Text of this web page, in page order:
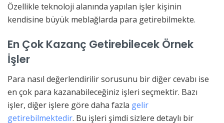
Özellikle teknoloji alanında yapılan işler kişinin
kendisine büyük meblağlarda para getirebilmekte.
En Çok Kazanç Getirebilecek Örnek
İşler
Para nasıl değerlendirilir sorusunu bir diğer cevabı ise
en çok para kazanabileceğiniz işleri seçmektir. Bazı
işler, diğer işlere göre daha fazla gelir
getirebilmektedir. Bu işleri şimdi sizlere detaylı bir